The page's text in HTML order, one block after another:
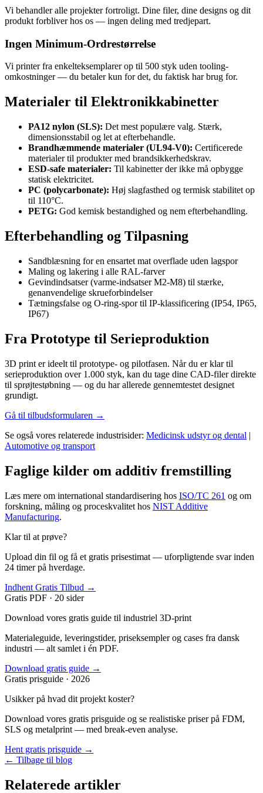
Vi behandler alle projekter fortroligt. Dine filer, dine designs og dit
produkt forbliver hos os — ingen deling med tredjepart.
Ingen Minimum-Ordrestørrelse
Vi printer fra enkelteksemplarer op til 500 styk uden tooling-
omkostninger — du betaler kun for det, du faktisk har brug for.
Materialer til Elektronikkabinetter
PA12 nylon (SLS): Det mest populære valg. Stærk,
dimensionsstabil og let at efterbehandle.
Brandhæmmende materialer (UL94-V0): Certificerede
materialer til produkter med brandsikkerhedskrav.
ESD-safe materialer: Til kabinetter der ikke må opbygge
statisk elektricitet.
PC (polycarbonate): Høj slagfasthed og termisk stabilitet op
til 110°C.
PETG: God kemisk bestandighed og nem efterbehandling.
Efterbehandling og Tilpasning
Sandblæsning for en ensartet mat overflade uden lagspor
Maling og lakering i alle RAL-farver
Gevindindsatser (varme-indsatser M2-M8) til stærke,
genanvendelige skrueforbindelser
Tætningsfalse og O-ring-spor til IP-klassificering (IP54, IP65,
IP67)
Fra Prototype til Serieproduktion
3D print er ideelt til prototype- og pilotfasen. Når du er klar til
serieproduktion over 1.000 styk, kan du tage dine CAD-filer direkte
til sprøjtestøbning — og du har allerede gennemtestet designet
grundigt.
Gå til tilbudsformularen →
Se også vores relaterede industrisider: Medicinsk udstyr og dental |
Automotive og transport
Faglige kilder om additiv fremstilling
Læs mere om international standardisering hos ISO/TC 261 og om
forskning, måling og proceskvalitet hos NIST Additive
Manufacturing.
Klar til at prøve?
Upload din fil og få et gratis prisestimat — uforpligtende svar inden
24 timer på hverdage.
Indhent Gratis Tilbud →
Gratis PDF · 20 sider
Download vores gratis guide til industriel 3D-print
Materialeguide, leveringstider, priseksempler og cases fra dansk
industri — alt samlet i én PDF.
Download gratis guide →
Gratis prisguide · 2026
Usikker på hvad dit projekt koster?
Download vores gratis prisguide og se realistiske priser på FDM,
SLS og metalprint — med break-even analyse.
Hent gratis prisguide →
← Tilbage til blog
Relaterede artikler